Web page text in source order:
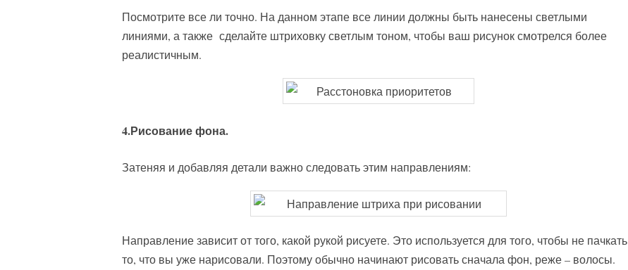
Посмотрите все ли точно. На данном этапе все линии должны быть нанесены светлыми
линиями, а также сделайте штриховку светлым тоном, чтобы ваш рисунок смотрелся более
реалистичным.
4.Рисование фона.
Затеняя и добавляя детали важно следовать этим направлениям:
Направление зависит от того, какой рукой рисуете. Это используется для того, чтобы не пачкать
то, что вы уже нарисовали. Поэтому обычно начинают рисовать сначала фон, реже – волосы.